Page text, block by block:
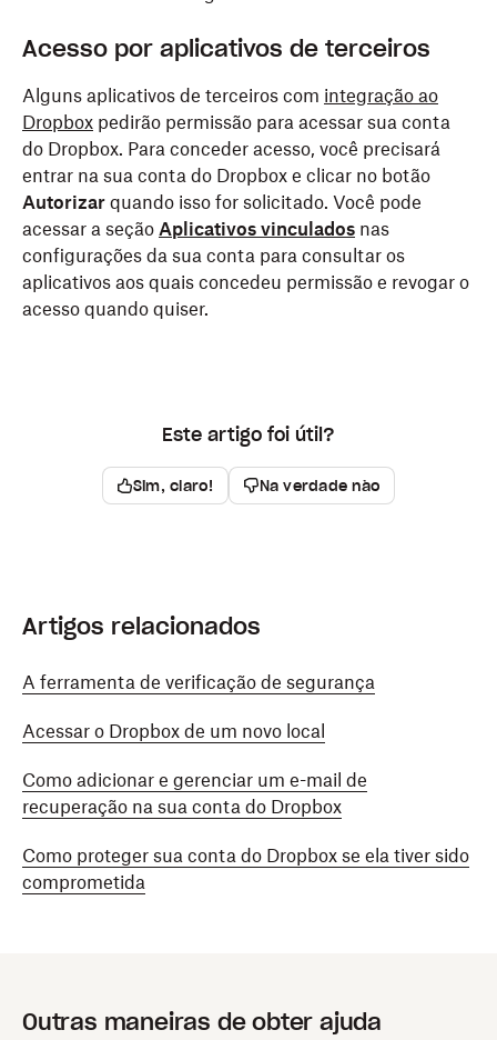
Acesso por aplicativos de terceiros
Alguns aplicativos de terceiros com integração ao
Dropbox pedirão permissão para acessar sua conta
do Dropbox. Para conceder acesso, você precisará
entrar na sua conta do Dropbox e clicar no botão
Autorizar quando isso for solicitado. Você pode
acessar a seção Aplicativos vinculados nas
configurações da sua conta para consultar os
aplicativos aos quais concedeu permissão e revogar o
acesso quando quiser.
Este artigo foi útil?
Sim, claro! Na verdade não
Artigos relacionados
A ferramenta de verificação de segurança
Acessar o Dropbox de um novo local
Como adicionar e gerenciar um e-mail de
recuperação na sua conta do Dropbox
Como proteger sua conta do Dropbox se ela tiver sido
comprometida
Outras maneiras de obter ajuda